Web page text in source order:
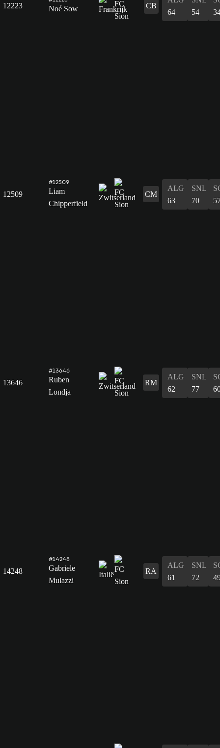
12223 Noé Sow CB
64
54
12509
#12509
Liam
Chipperfield
CM
ALG
63
SNL
70
13646
#13646
Ruben
Londja
RM
ALG
62
SNL
77
14248
#14248
Gabriele
Mulazzi
RA
ALG
61
SNL
72